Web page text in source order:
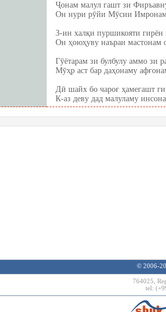
Ҷонам малул гашт зи
Он нури рӯйи Мӯсии Имронам
З-ин халқи пуршикояти гирён
Он ҳоюҳуву наъраи мастонам
Гӯётарам зи булбулу аммо зи
Мӯҳр аст бар даҳонаму
Дӣ шайх бо чароғ ҳамегашт
К-аз деву дад малуламу
© 2006-
764025,
tel: